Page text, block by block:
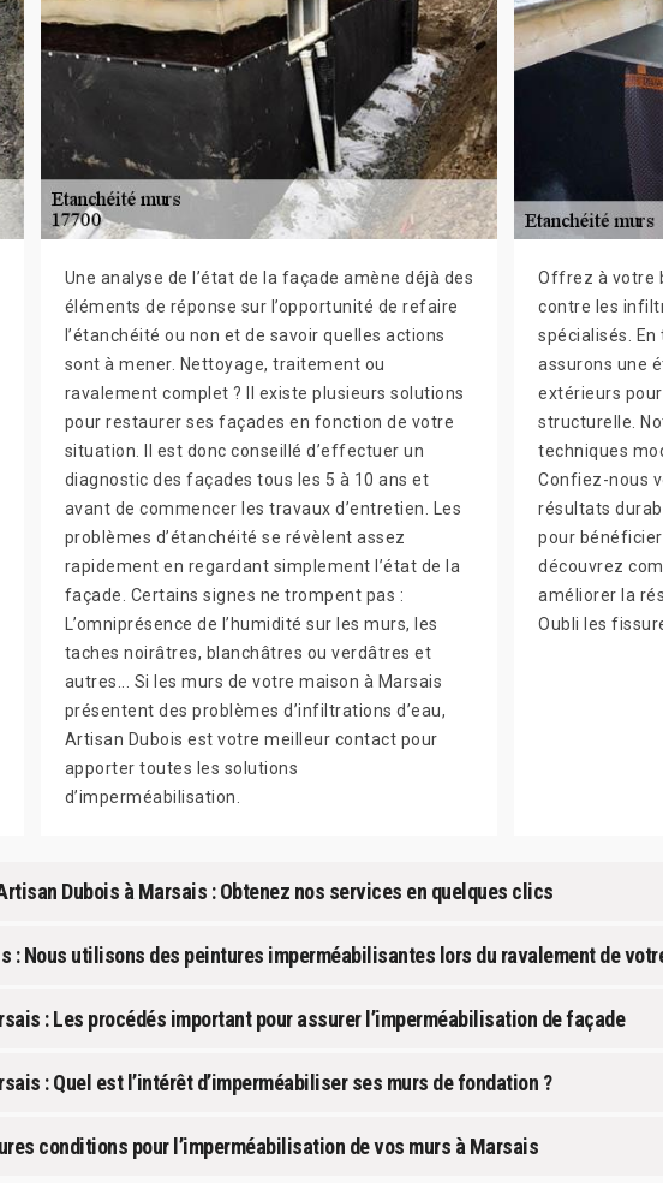
Une analyse de l’état de la façade amène déjà des
éléments de réponse sur l’opportunité de refaire
l’étanchéité ou non et de savoir quelles actions
sont à mener. Nettoyage, traitement ou
ravalement complet ? Il existe plusieurs solutions
pour restaurer ses façades en fonction de votre
situation. Il est donc conseillé d’effectuer un
diagnostic des façades tous les 5 à 10 ans et
avant de commencer les travaux d’entretien. Les
problèmes d’étanchéité se révèlent assez
rapidement en regardant simplement l’état de la
façade. Certains signes ne trompent pas :
L’omniprésence de l’humidité sur les murs, les
taches noirâtres, blanchâtres ou verdâtres et
autres... Si les murs de votre maison à Marsais
présentent des problèmes d’infiltrations d’eau,
Artisan Dubois est votre meilleur contact pour
apporter toutes les solutions
d’imperméabilisation.
Offrez à votre
contre les
spécialisés.
assurons une
extérieurs
structurelle.
techniques
Confiez-nous
résultats
pour
découvrez
améliorer la
Oubli les
Dubois à Marsais : Obtenez nos services en quelques clics
Nous utilisons des peintures imperméabilisantes lors du ravalement de
: Les procédés important pour assurer l’imperméabilisation de façade
: Quel est l’intérêt d’imperméabiliser ses murs de fondation ?
conditions pour l’imperméabilisation de vos murs à Marsais